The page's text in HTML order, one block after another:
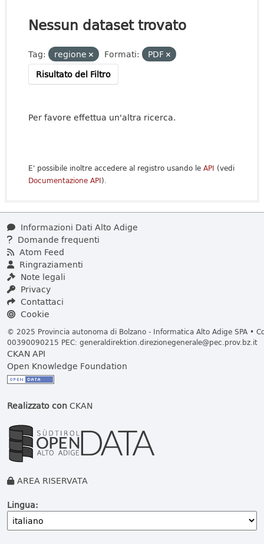
Nessun dataset trovato
Tag: regione Formati:
PDF
Risultato del Filtro
Per favore effettua un'altra ricerca.
E' possibile inoltre accedere al registro usando le API (vedi
Documentazione API).
Informazioni Dati Alto Adige
Domande frequenti
Atom Feed
Ringraziamenti
Note legali
Privacy
Contattaci
Cookie
© 2025 Provincia autonoma di Bolzano - Informatica Alto Adige SPA •
00390090215 PEC: generaldirektion.direzionegenerale@pec.prov.bz.it
CKAN API
Open Knowledge Foundation
Realizzato conCKAN
AREA RISERVATA
Lingua